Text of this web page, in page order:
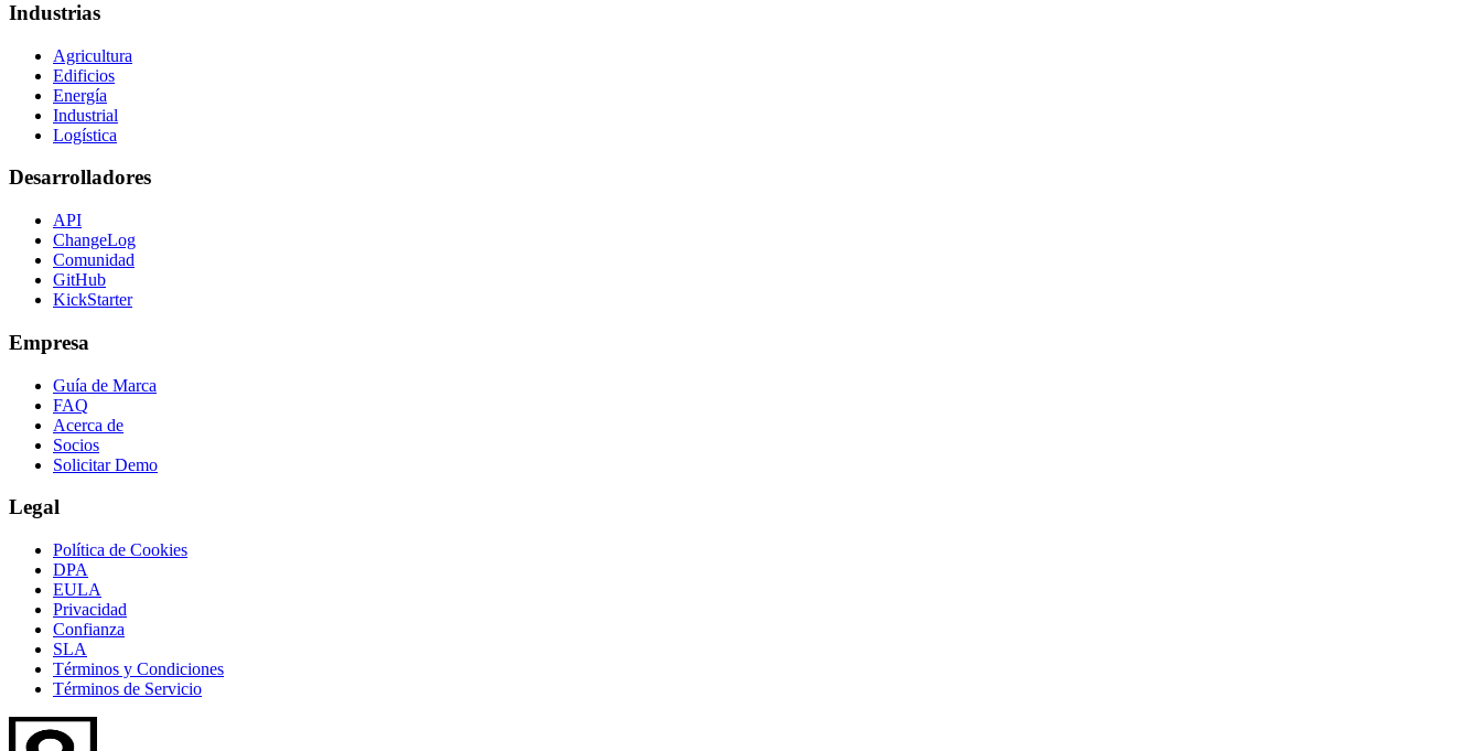
Industrias
Agricultura
Edificios
Energía
Industrial
Logística
Desarrolladores
API
ChangeLog
Comunidad
GitHub
KickStarter
Empresa
Guía de Marca
FAQ
Acerca de
Socios
Solicitar Demo
Legal
Política de Cookies
DPA
EULA
Privacidad
Confianza
SLA
Términos y Condiciones
Términos de Servicio